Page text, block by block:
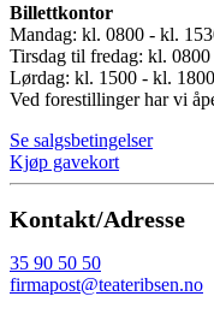
Billettkontor
Mandag: kl. 0800 - kl.
Tirsdag til fredag: kl.
Lørdag: kl. 1500 - kl. 1800
Ved forestillinger har vi
Se salgsbetingelser
Kjøp gavekort
Kontakt/Adresse
35 90 50 50
firmapost@teateribsen.no